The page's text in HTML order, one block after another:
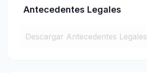
Antecedentes Legales
Descargar Antecedentes Legales